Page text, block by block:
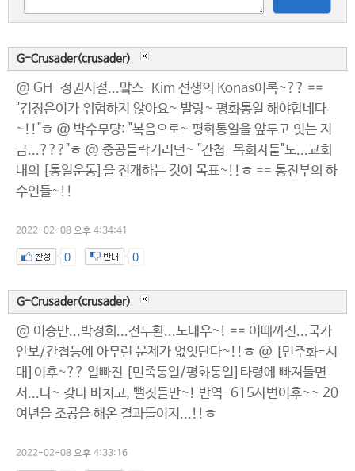
G-Crusader(crusader)
@ GH-정권시절...맠스-Kim 선생의 Konas어록~?? ==
"김정은이가 위험하지 않아요~ 발랑~ 평화통일 해야합네다
~!!"ㅎ @ 박수무당: "복음으로~ 평화통일을 앞두고 잇는 지
금...???"ㅎ @ 중공들락거리던~ "간첩-목회자들"도...교회
내의 [통일운동]을 전개하는 것이 목표~!!ㅎ == 통전부의 하
수인들~!!
2022-02-08 오후 4:34:41
0 0
G-Crusader(crusader)
@ 이승만...박정희...전두환...노태우~! == 이때까진...국가
안보/간첩등에 아무런 문제가 없엇단다~!!ㅎ @ [민주화-시
대]이후~?? 얼빠진 [민족통일/평화통일]타령에 빠져들면
서...다~ 갖다 바치고, 뻘짓들만~! 반역-615사변이후~~ 20
여년을 조공을 해온 결과들이지...!!ㅎ
2022-02-08 오후 4:33:16